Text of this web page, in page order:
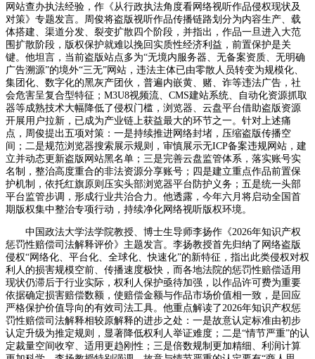
网站查办执法经验，作《从行政执法角度看网络视听作品侵权现状及
对策》专题发言。周俊将盗版视听作品传播链路划分为内容生产、载
体搭建、渠道分发、裂变扩散四个阶段，并指出，作品一旦进入大范
围扩散阶段，版权保护就难以挽回实质性经济利益，前置保护是关
键。他坦言，当前盗版站点多为“无境内服务器、无备案资质、无明确
广告溯源”的境外“三无”网站，违法主体已由零散人员转变为规模化、
集团化、数字化的黑灰产团伙，普遍内嵌黄、赌、诈等违法广告，社
会危害呈复合型特征；M3U8视频流、CMS建站系统、自动化资源抓取
器等成熟技术大幅降低了侵权门槛，浏览器、云盘平台借助盗版资源
开展用户拉新，已成为产业链上获益最大的环节之一。针对上述痛
点，周俊提出五项对策：一是持续推进网络封堵，压缩盗版传播空
间；二是规范浏览器搜索展示规则，审慎展示无ICP备案违规网站，建
立并动态更新盗版网站黑名单；三是完善云盘监管体系，落实账号实
名制，整治高度重合的非法资源分享账号；四是建立重点作品前置保
护机制，依托红旗原则压实头部浏览器平台防护义务；五是统一头部
平台监管步调，形成行业共治合力。他透露，今年六月将启动全国首
期版权集中整治专项行动，持续净化网络视听版权环境。
中国政法大学法学院教授、博士生导师李扬作《2026年知识产权
惩罚性赔偿司法解释评价》主题发言。李扬教授首先归纳了网络盗版
侵权“网络化、平台化、全球化、快速化”的新特征，指出此类侵权对权
利人的损害规模空前、传播速度极快，而各地法院的惩罚性赔偿适用
现状仍滞后于行业实际，权利人保护亟待加强，以作品许可费为重要
依据确定损害赔偿数额，使赔偿金额与作品市场价值相一致，是回应
严格保护价值导向的有效司法工具。他重点解读了2026年知识产权惩
罚性赔偿司法解释相较原解释的进步之处：一是故意认定标准由初步
认定升级为推定规则，显著降低权利人举证难度；二是“情节严重”的认
定裁量空间收窄、适用更趋刚性；三是倍数规制更加精细、利润计算